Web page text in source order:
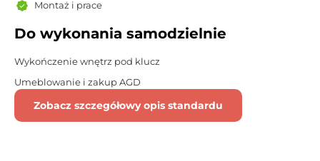
Montaż i prace
Do wykonania samodzielnie
Wykończenie wnętrz pod klucz
Umeblowanie i zakup AGD
Zobacz szczegółowy opis standardu